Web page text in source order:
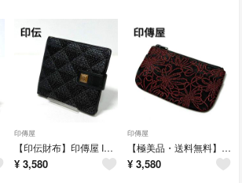
印傳屋
【印伝財布】印傳屋 INDEN-YA 二つ折り財布 鹿革 漆 ブラック 日本製 上質 送料無料
¥ 3,580
印傳屋
【極美品・送料無料】印傳屋（INDEN-YA） 印伝 小銭入れ コインケース 鹿革 漆 花柄 ブラック×レッド
¥ 3,580